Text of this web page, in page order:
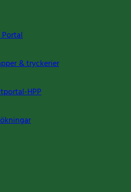
& tryckerier
HPP